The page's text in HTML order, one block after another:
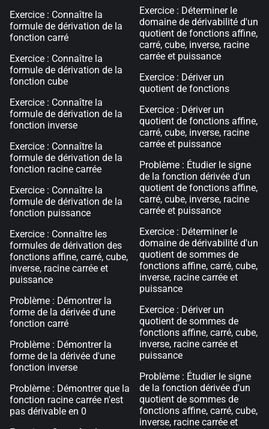
Exercice : Connaître la
formule de dérivation de la
fonction carré
Exercice : Connaître la
formule de dérivation de la
fonction cube
Exercice : Connaître la
formule de dérivation de la
fonction inverse
Exercice : Connaître la
formule de dérivation de la
fonction racine carrée
Exercice : Connaître la
formule de dérivation de la
fonction puissance
Exercice : Connaître les
formules de dérivation des
fonctions affine, carré, cube,
inverse, racine carrée et
puissance
Problème : Démontrer la
forme de la dérivée d'une
fonction carré
Problème : Démontrer la
forme de la dérivée d'une
fonction inverse
Problème : Démontrer que la
fonction racine carrée n'est
pas dérivable en 0
Exercice : Déterminer le
domaine de dérivabilité d'un
quotient de fonctions affine,
carré, cube, inverse, racine
carrée et puissance
Exercice : Dériver un
quotient de fonctions
Exercice : Dériver un
quotient de fonctions affine,
carré, cube, inverse, racine
carrée et puissance
Problème : Étudier le signe
de la fonction dérivée d'un
quotient de fonctions affine,
carré, cube, inverse, racine
carrée et puissance
Exercice : Déterminer le
domaine de dérivabilité d'un
quotient de sommes de
fonctions affine, carré, cube,
inverse, racine carrée et
puissance
Exercice : Dériver un
quotient de sommes de
fonctions affine, carré, cube,
inverse, racine carrée et
puissance
Problème : Étudier le signe
de la fonction dérivée d'un
quotient de sommes de
fonctions affine, carré, cube,
inverse, racine carrée et